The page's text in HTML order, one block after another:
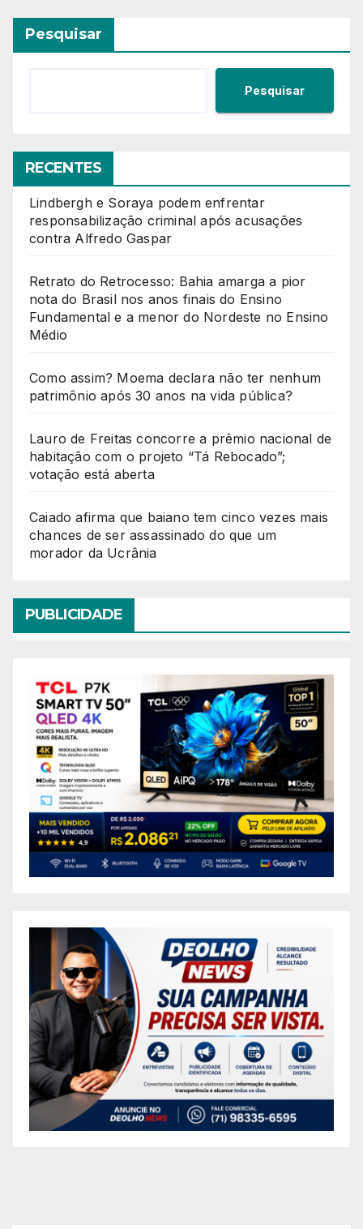
Pesquisar
Pesquisar
RECENTES
Lindbergh e Soraya podem enfrentar
responsabilização criminal após acusações
contra Alfredo Gaspar
Retrato do Retrocesso: Bahia amarga a pior
nota do Brasil nos anos finais do Ensino
Fundamental e a menor do Nordeste no Ensino
Médio
Como assim? Moema declara não ter nenhum
patrimônio após 30 anos na vida pública?
Lauro de Freitas concorre a prêmio nacional de
habitação com o projeto “Tá Rebocado”;
votação está aberta
Caiado afirma que baiano tem cinco vezes mais
chances de ser assassinado do que um
morador da Ucrânia
PUBLICIDADE